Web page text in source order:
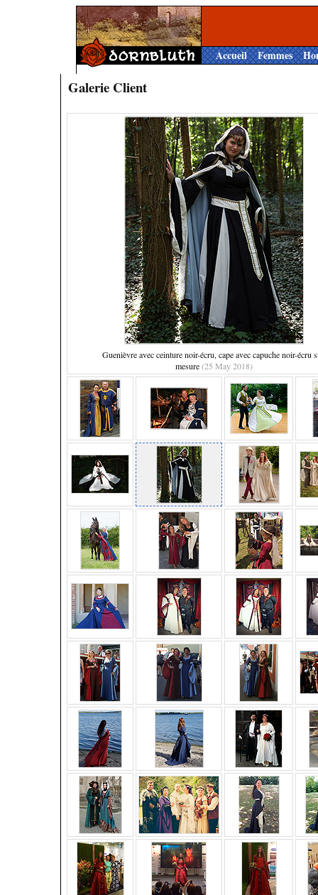
Accueil Femmes
Galerie Client
Guenièvre avec ceinture noir-écru, cape avec capuche noir-écru
mesure(25 May 2018)